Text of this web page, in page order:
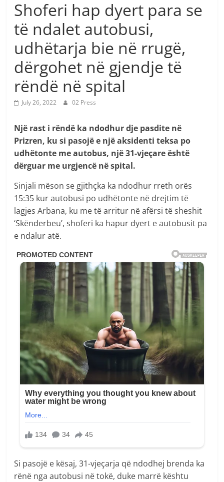
Shoferi hap dyert para se
të ndalet autobusi,
udhëtarja bie në rrugë,
dërgohet në gjendje të
rëndë në spital
July 26, 2022 02 Press
Një rast i rëndë ka ndodhur dje pasdite në
Prizren, ku si pasojë e një aksidenti teksa po
udhëtonte me autobus, një 31-vjeçare është
dërguar me urgjencë në spital.
Sinjali mëson se gjithçka ka ndodhur rreth orës
15:35 kur autobusi po udhëtonte në drejtim të
lagjes Arbana, ku me të arritur në afërsi të sheshit
‘Skënderbeu’, shoferi ka hapur dyert e autobusit pa
e ndalur atë.
Si pasojë e kësaj, 31-vjeçarja që ndodhej brenda ka
rënë nga autobusi në tokë, duke marrë kështu